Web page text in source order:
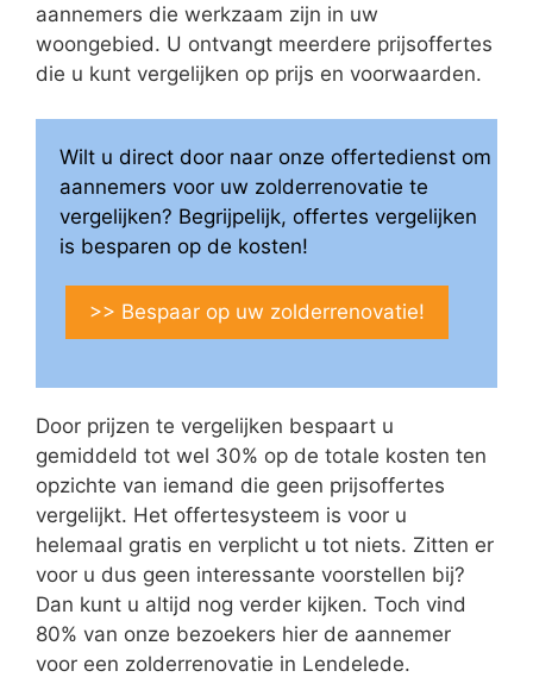
aannemers die werkzaam zijn in uw
woongebied. U ontvangt meerdere prijsoffertes
die u kunt vergelijken op prijs en voorwaarden.
Wilt u direct door naar onze offertedienst om
aannemers voor uw zolderrenovatie te
vergelijken? Begrijpelijk, offertes vergelijken
is besparen op de kosten!
>> Bespaar op uw zolderrenovatie!
Door prijzen te vergelijken bespaart u
gemiddeld tot wel 30% op de totale kosten ten
opzichte van iemand die geen prijsoffertes
vergelijkt. Het offertesysteem is voor u
helemaal gratis en verplicht u tot niets. Zitten er
voor u dus geen interessante voorstellen bij?
Dan kunt u altijd nog verder kijken. Toch vind
80% van onze bezoekers hier de aannemer
voor een zolderrenovatie in Lendelede.